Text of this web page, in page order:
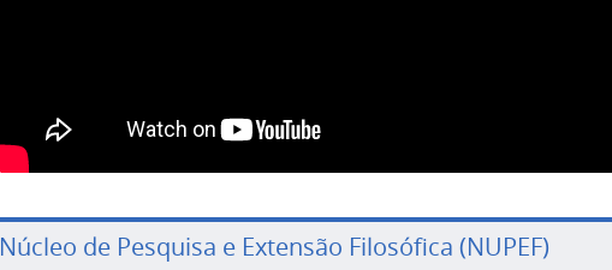
Núcleo de Pesquisa e Extensão Filosófica (NUPEF)